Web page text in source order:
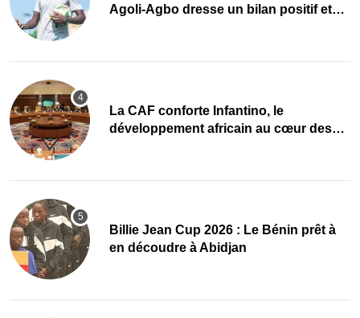
Agoli-Agbo dresse un bilan positif et
La CAF conforte Infantino, le
développement africain au cœur des
Billie Jean Cup 2026 : Le Bénin prêt à
en découdre à Abidjan